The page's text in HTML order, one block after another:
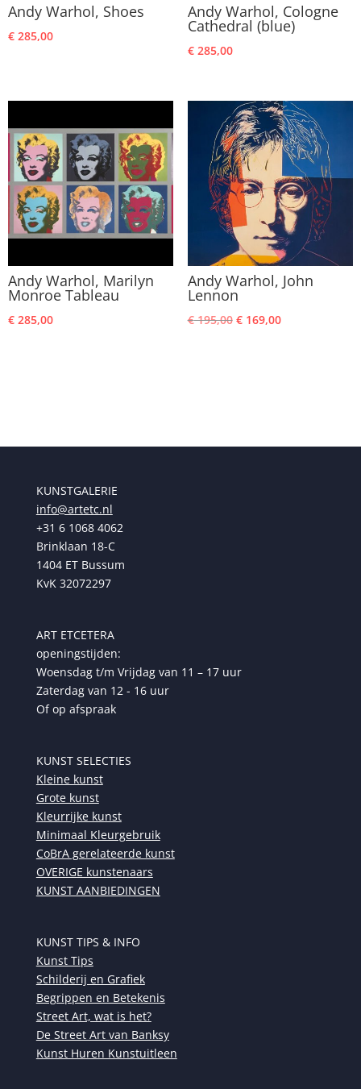
Andy Warhol, Shoes
€ 285,00
Andy Warhol, Cologne
Cathedral (blue)
€285,00
Andy Warhol, Marilyn
Monroe Tableau
€ 285,00
Andy Warhol, John
Lennon
€195,00 Oorspronkelijke
€169,00Huidige
KUNSTGALERIE
info@artetc.nl
+31 6 1068 4062
Brinklaan 18-C
1404 ET Bussum
KvK 32072297
ART ETCETERA
openingstijden:
Woensdag t/m Vrijdag van 11 – 17 uur
Zaterdag van 12 - 16 uur
Of op afspraak
KUNST SELECTIES
Kleine kunst
Grote kunst
Kleurrijke kunst
Minimaal Kleurgebruik
CoBrA gerelateerde kunst
OVERIGE kunstenaars
KUNST AANBIEDINGEN
KUNST TIPS & INFO
Kunst Tips
Schilderij en Grafiek
Begrippen en Betekenis
Street Art, wat is het?
De Street Art van Banksy
Kunst Huren Kunstuitleen